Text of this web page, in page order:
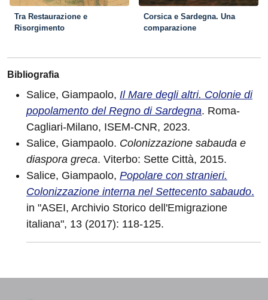
Tra Restaurazione e
Risorgimento
Corsica e Sardegna. Una
comparazione
Bibliografia
Salice, Giampaolo, Il Mare degli altri. Colonie di
popolamento del Regno di Sardegna. Roma-
Cagliari-Milano, ISEM-CNR, 2023.
Salice, Giampaolo. Colonizzazione sabauda e
diaspora greca. Viterbo: Sette Città, 2015.
Salice, Giampaolo, Popolare con stranieri.
Colonizzazione interna nel Settecento sabaudo.
in "ASEI, Archivio Storico dell'Emigrazione
italiana", 13 (2017): 118-125.